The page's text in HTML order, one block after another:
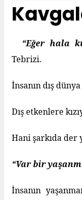
“Eğer hala
Tebrizi.
İnsanın dış
Dış etkenlere
Hani şarkıda der
“Var bir
İnsanın